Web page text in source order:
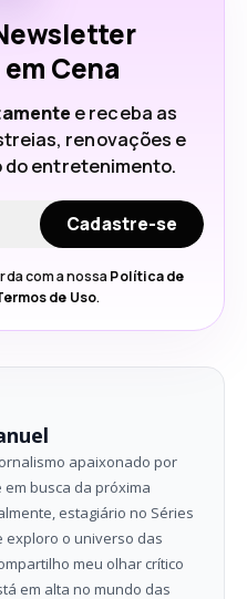
Cena
e receba as
renovações e
do entretenimento.
Cadastre-se
com a nossa Política de
de Uso.
apaixonado por
em busca da próxima
estagiário no Séries
exploro o universo das
meu olhar crítico
em alta no mundo das